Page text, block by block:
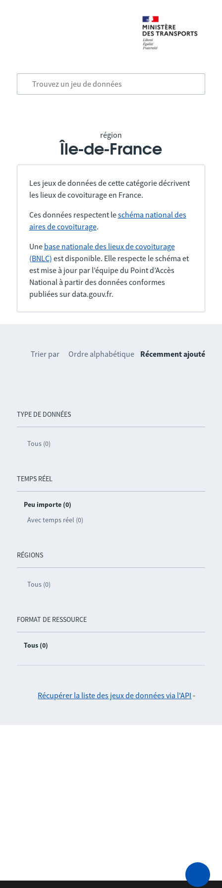
région
Île-de-France
Les jeux de données de cette catégorie décrivent
les lieux de covoiturage en France.
Ces données respectent leschéma national des
aires de covoiturage.
Une base nationale des lieux de covoiturage
(BNLC) est disponible. Elle respecte le schéma et
est mise à jour par l’équipe du Point d’Accès
National à partir des données conformes
publiées sur data.gouv.fr.
TYPE DE DONNÉES
Tous (0)
TEMPS RÉEL
Peu importe (0)
Avec temps réel (0)
RÉGIONS
Tous (0)
FORMAT DE RESSOURCE
Tous (0)
Trier par Ordre alphabétique Récemment ajouté
Récupérer la liste des jeux de données via l'API -